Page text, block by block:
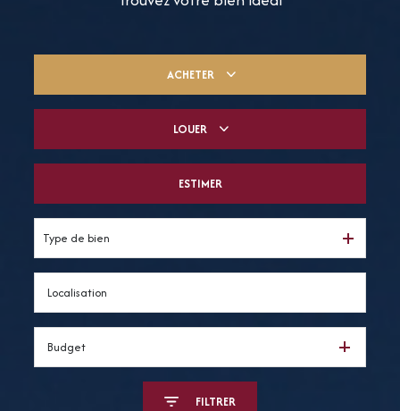
ACHETER
Du neuf
LOUER
De l'immo pro
ESTIMER
Type de bien
Budget
FILTRER